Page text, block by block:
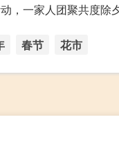
一家人团聚共度除
春节 花市